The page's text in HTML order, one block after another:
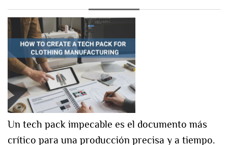
Un tech pack impecable es el documento más
crítico para una producción precisa y a tiempo.